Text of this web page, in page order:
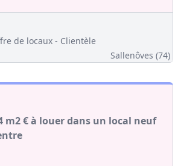
de locaux - Clientèle
Sallenôves (74)
m2 € à louer dans un local neuf